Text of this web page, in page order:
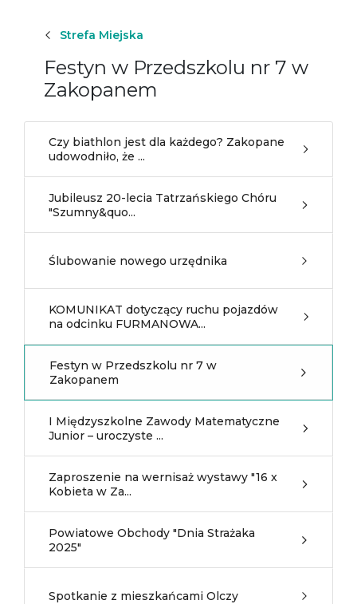
Strefa Miejska
Festyn w Przedszkolu nr 7 w
Zakopanem
Czy biathlon jest dla każdego? Zakopane
udowodniło, że ...
Jubileusz 20-lecia Tatrzańskiego Chóru
"Szumny&quo...
Ślubowanie nowego urzędnika
KOMUNIKAT dotyczący ruchu pojazdów
na odcinku FURMANOWA...
Festyn w Przedszkolu nr 7 w
Zakopanem
I Międzyszkolne Zawody Matematyczne
Junior – uroczyste ...
Zaproszenie na wernisaż wystawy "16 x
Kobieta w Za...
Powiatowe Obchody "Dnia Strażaka
2025"
Spotkanie z mieszkańcami Olczy